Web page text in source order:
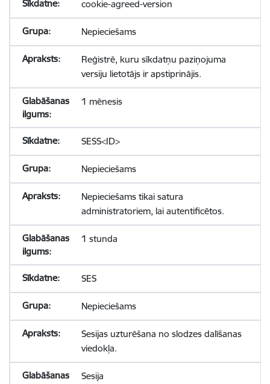
cookie-agreed-version
Nepieciešams
Reģistrē, kuru sīkdatņu paziņojuma
versiju lietotājs ir apstiprinājis.
1 mēnesis
SESS<ID>
Nepieciešams
Nepieciešams tikai satura
administratoriem, lai autentificētos.
1 stunda
SES
Nepieciešams
Sesijas uzturēšana no slodzes dalīšanas
viedokļa.
Sesija